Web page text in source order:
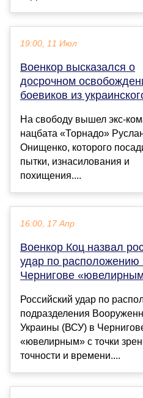
19:00, 11 Июл
Военкор высказался о
досрочном
боевиков из
На свободу вышел экс-
нацбата «Торнадо»
Онищенко, которого
пытки, изнасилования и
похищения....
16:00, 17 Апр
Военкор Коц назвал
удар по расположению
Чернигове
Российский удар по
подразделения
Украины (ВСУ) в
«ювелирным» с точки
точности и времени....